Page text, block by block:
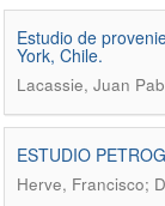
Estudio de
York, Chile.
Lacassie, Juan
ESTUDIO
Herve, Francisco;